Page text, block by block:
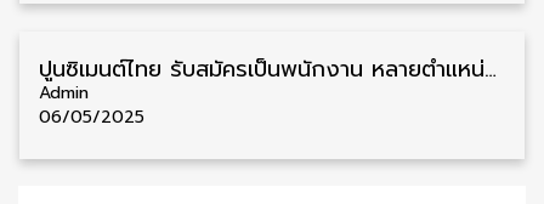
ปูนซิเมนต์ไทย รับสมัครเป็นพนักงาน หลายตำแหน่ง จำนวนมาก รับสมัครทางอินเตอร์เน็ต
Admin
06/05/2025